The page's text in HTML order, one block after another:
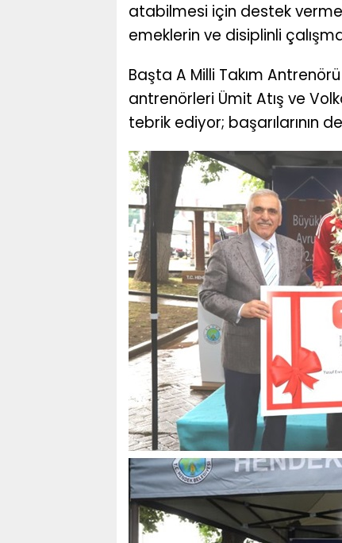
atabilmesi için destek
emeklerin ve disiplinli
Başta A Milli Takım
antrenörleri Ümit Atış ve
tebrik ediyor; başarılarının